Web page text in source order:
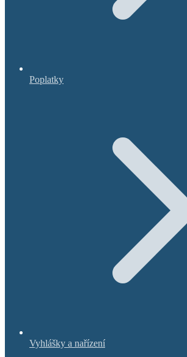
Poplatky
Vyhlášky a nařízení